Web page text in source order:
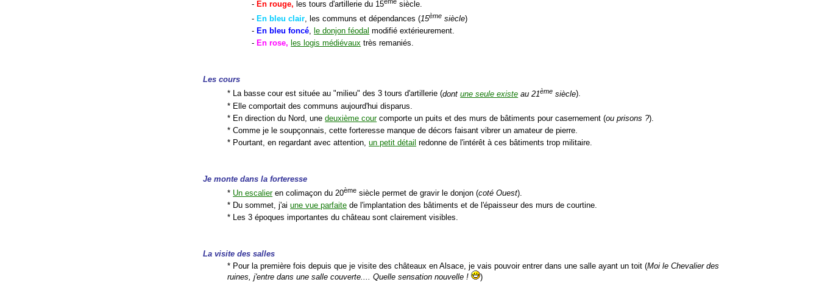
- En rouge, les tours d'artillerie du 15
siècle.
- En bleu clair, les communs et dépendances (15ème siècle)
- En bleu foncé, le donjon féodal modifié extérieurement.
- En rose, les logis médiévaux très remaniés.
Les cours
* La basse cour est située au "milieu" des 3 tours d'artillerie (dontune seule existe au 21ème siècle).
* Elle comportait des communs aujourd'hui disparus.
* En direction du Nord, unedeuxième courcomporte un puits et des murs de bâtiments pour casernement (ou prisons ?).
* Comme je le soupçonnais, cette forteresse manque de décors faisant vibrer un amateur de pierre.
* Pourtant, en regardant avec attention,un petit détail redonne de l'intérêt à ces bâtiments trop militaire.
Je monte dans la forteresse
* Un escalieren colimaçon du 20ème siècle permet de gravir le donjon (coté Ouest).
* Du sommet, j'aiune vue parfaite de l'implantation des bâtiments et de l'épaisseur des murs de courtine.
* Les 3 époques importantes du château sont clairement visibles.
La visite des salles
* Pour la première fois depuis que je visite des châteaux en Alsace, je vais pouvoir entrer dans une salle ayant un toit (Moi le Chevalier des
ruines, j'entre dans une salle couverte.... Quelle sensation nouvelle !
)